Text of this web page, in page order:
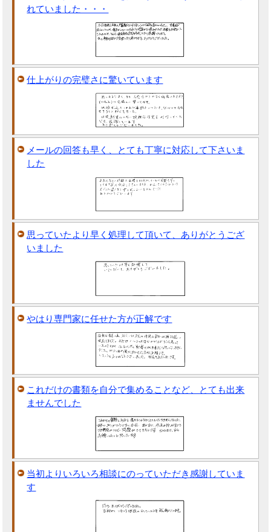
れていました・・・
仕上がりの完璧さに驚いています
メールの回答も早く、とても丁寧に対応して下さいま
した
思っていたより早く処理して頂いて、ありがとうござ
いました
やはり専門家に任せた方が正解です
これだけの書類を自分で集めることなど、とても出来
ませんでした
当初よりいろいろ相談にのっていただき感謝していま
す